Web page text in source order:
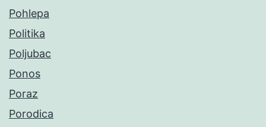
Pohlepa
Politika
Poljubac
Ponos
Poraz
Porodica